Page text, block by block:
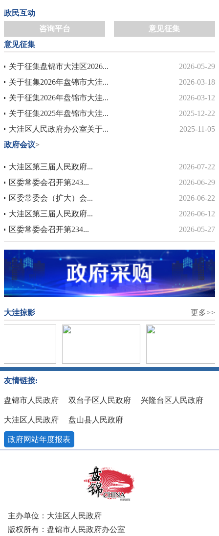
政民互动
咨询平台
意见征集
意见征集
关于征集盘锦市大洼区2026...
2026-05-29
关于征集2026年盘锦市大洼...
2026-03-18
关于征集2026年盘锦市大洼...
2026-03-12
关于征集2025年盘锦市大洼...
2025-12-22
大洼区人民政府办公室关于...
2025-11-05
政府会议>
大洼区第三届人民政府...
2026-07-22
区委常委会召开第243...
2026-06-29
区委常委会（扩大）会...
2026-06-22
大洼区第三届人民政府...
2026-06-12
区委常委会召开第234...
2026-05-27
大洼掠影 更多>>
友情链接:
盘锦市人民政府 双台子区人民政府 兴隆台区人民政府
大洼区人民政府 盘山县人民政府
政府网站年度报表
主办单位：大洼区人民政府
版权所有：盘锦市人民政府办公室